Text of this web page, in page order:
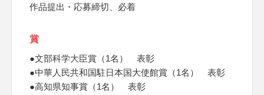
作品提出・応募締切、必着
賞
●文部科学大臣賞（1名） 表彰
●中華人民共和国駐日本国大使館賞（1名） 表彰
●高知県知事賞（1名） 表彰